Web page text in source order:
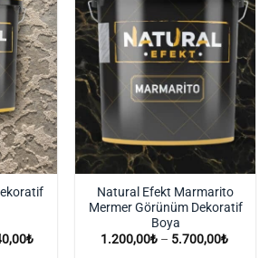
₺Fiyat
Natural Efekt Marmarito
Mermer Görünüm Dekoratif
Boya
1.200,00₺ – 5.700,00₺Fiyat